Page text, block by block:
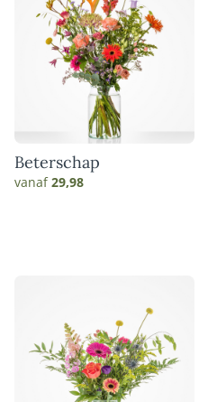
Beterschap
vanaf29,98